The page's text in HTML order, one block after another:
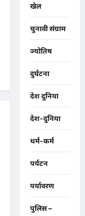
खेल
चुनावी संग्राम
ज्योतिष
दुर्घटना
देश दुनिया
देश-दुनिया
धर्म-कर्म
पर्यटन
पर्यावरण
पुलिस –